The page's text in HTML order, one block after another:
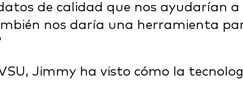
de calidad que nos ayudarían a
nos daría una herramienta
Jimmy ha visto cómo la